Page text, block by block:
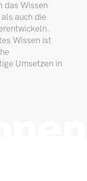
das Wissen
auch die
Wissen ist
Umsetzen in